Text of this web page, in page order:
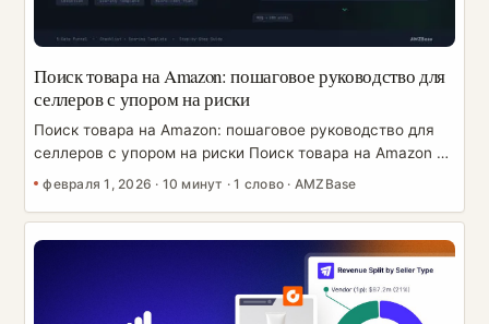
Поиск товара на Amazon: пошаговое руководство для
селлеров с упором на риски
Поиск товара на Amazon: пошаговое руководство для
селлеров с упором на риски Поиск товара на Amazon —
это не просто «найти продукт». Это рабочий процесс
ваш аккаунт и ваше время. Это руководство даёт вам
систему поиска товара на Amazon с упором на риски, а
также чек-лист и шаблон оценки, которые можно
применить сразу. Без процесса с упором на риски один
неудачный выбор товара может заморозить месячный
февраля 1, 2026 · 10 минут ·1 слово · AMZBase